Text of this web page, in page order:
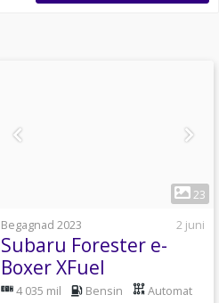
23
Begagnad 2023
2 juni
Subaru Forester e-
Boxer XFuel
Lineartronic Euro 6
4 035 mil Bensin Automat